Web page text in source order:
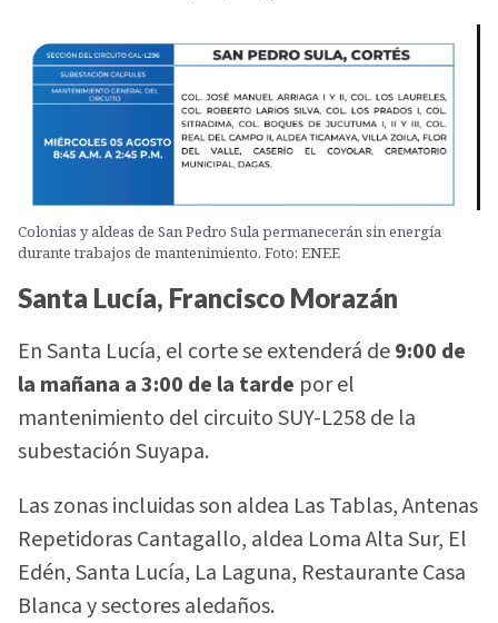
Colonias y aldeas de San Pedro Sula permanecerán sin energía
durante trabajos de mantenimiento. Foto: ENEE
Santa Lucía, Francisco Morazán
En Santa Lucía, el corte se extenderá de9:00 de
la mañana a 3:00 de la tarde por el
mantenimiento del circuito SUY-L258 de la
subestación Suyapa.
Las zonas incluidas son aldea Las Tablas, Antenas
Repetidoras Cantagallo, aldea Loma Alta Sur, El
Edén, Santa Lucía, La Laguna, Restaurante Casa
Blanca y sectores aledaños.